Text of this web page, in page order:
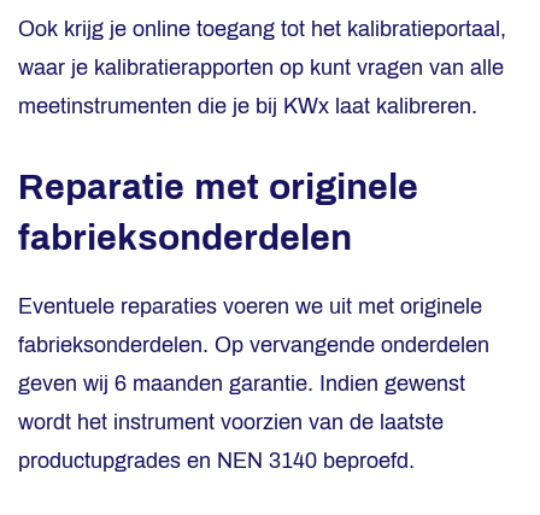
Ook krijg je online toegang tot het kalibratieportaal,
waar je kalibratierapporten op kunt vragen van alle
meetinstrumenten die je bij KWx laat kalibreren.
Reparatie met originele
fabrieksonderdelen
Eventuele reparaties voeren we uit met originele
fabrieksonderdelen. Op vervangende onderdelen
geven wij 6 maanden garantie. Indien gewenst
wordt het instrument voorzien van de laatste
productupgrades en NEN 3140 beproefd.